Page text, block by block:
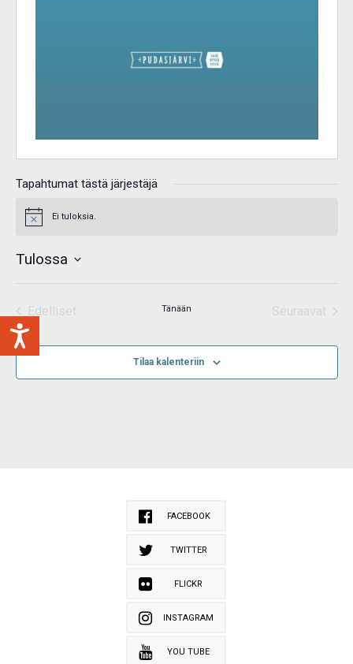
Tapahtumat tästä järjestäjä
Notice Ei tuloksia.
Tulossa
Valitse
päivä.Edelliset
Tänään
Seuraavat
Tilaa kalenteriin
FACEBOOK
TWITTER
FLICKR
INSTAGRAM
YOU TUBE